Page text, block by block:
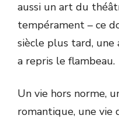
aussi un art du
tempérament – ce
siècle plus tard, une
a repris le flambeau.
Un vie hors norme,
romantique, une vie